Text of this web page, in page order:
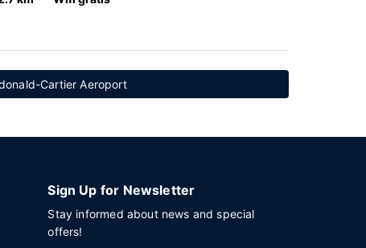
Cartier Aeroport
Sign Up for Newsletter
Stay informed about news and special
offers!